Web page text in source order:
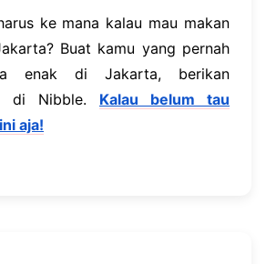
ke mana kalau mau makan
Buat kamu yang pernah
enak di Jakarta, berikan
di Nibble. Kalau belum tau
aja!